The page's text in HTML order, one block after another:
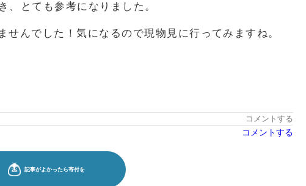
、とても参考になりました。
せんでした！気になるので現物見に行ってみますね。
コメントする
コメントする